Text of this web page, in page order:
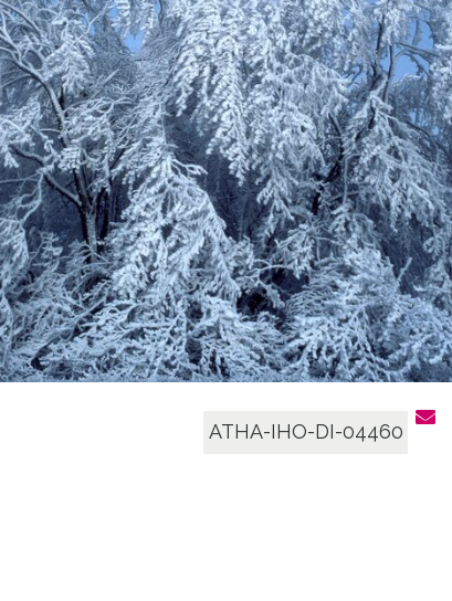
ATHA-IHO-DI-04460